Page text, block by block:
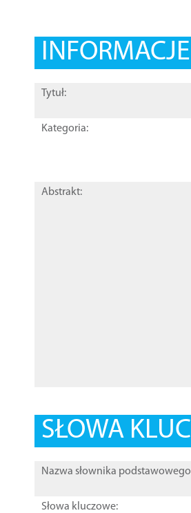
Tytuł:
Kategoria:
Abstrakt:
SŁOWA
Nazwa słownika
Słowa kluczowe: